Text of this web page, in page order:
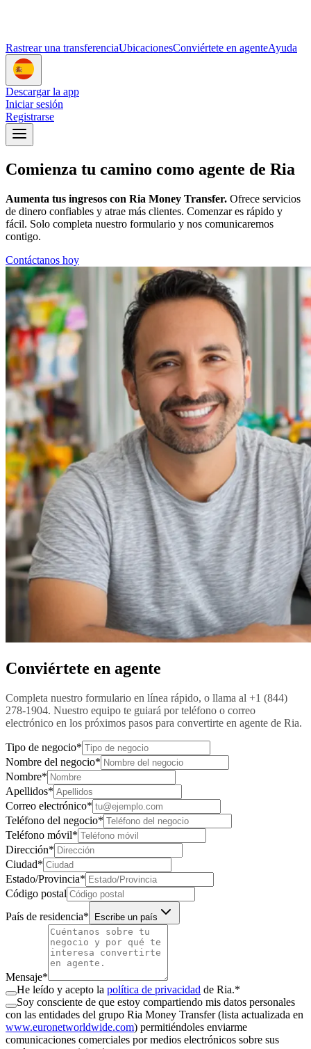
Rastrear una transferenciaUbicacionesConviértete en agenteAyuda
Descargar la app
Iniciar sesión
Registrarse
Comienza tu camino como agente de Ria
Aumenta tus ingresos con Ria Money Transfer. Ofrece servicios
de dinero confiables y atrae más clientes. Comenzar es rápido y
fácil. Solo completa nuestro formulario y nos comunicaremos
contigo.
Contáctanos hoy
Conviértete en agente
Completa nuestro formulario en línea rápido, o llama al +1 (844)
278-1904. Nuestro equipo te guiará por teléfono o correo
electrónico en los próximos pasos para convertirte en agente de Ria.
Tipo de negocio*
Nombre del negocio*
Nombre*
Apellidos*
Correo electrónico*
Teléfono del negocio*
Teléfono móvil*
Dirección*
Ciudad*
Estado/Provincia*
Código postal
País de residencia* Escribe un país
Mensaje*
He leído y acepto la política de privacidad de Ria.*
Soy consciente de que estoy compartiendo mis datos personales
con las entidades del grupo Ria Money Transfer (lista actualizada en
www.euronetworldwide.com) permitiéndoles enviarme
comunicaciones comerciales por medios electrónicos sobre sus